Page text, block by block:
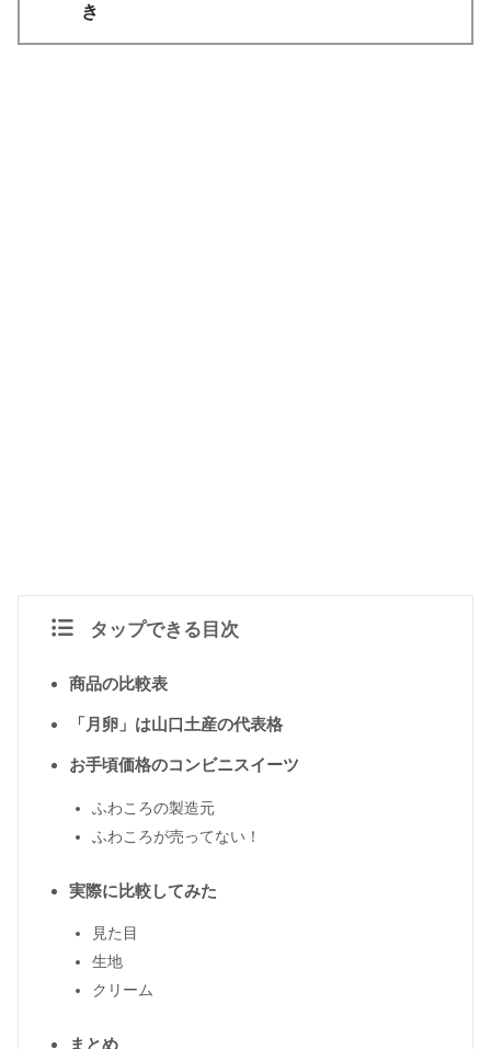
き
タップできる目次
商品の比較表
「月卵」は山口土産の代表格
お手頃価格のコンビニスイーツ
ふわころの製造元
ふわころが売ってない！
実際に比較してみた
見た目
生地
クリーム
まとめ